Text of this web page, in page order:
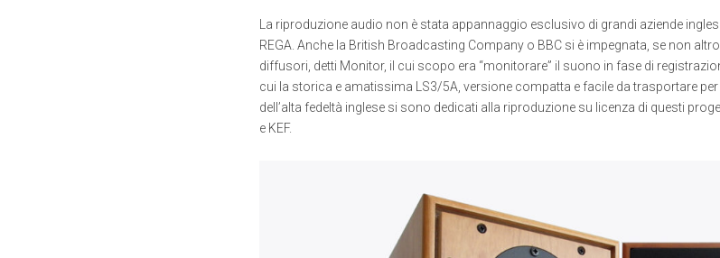
La riproduzione audio non è stata appannaggio esclusivo di grandi aziende
REGA. Anche la British Broadcasting Company o BBC si è impegnata, se non
diffusori, detti Monitor, il cui scopo era “monitorare” il suono in fase di
cui la storica e amatissima LS3/5A, versione compatta e facile da trasportare
dell’alta fedeltà inglese si sono dedicati alla riproduzione su licenza di questi
e KEF.